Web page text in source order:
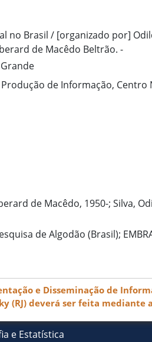
no Brasil / [organizado por]
de Macêdo Beltrão. -
Produção de Informação,
de Macêdo, 1950-; Silva,
de Algodão (Brasil);
e Disseminação de
(RJ) deverá ser feita
e Estatística